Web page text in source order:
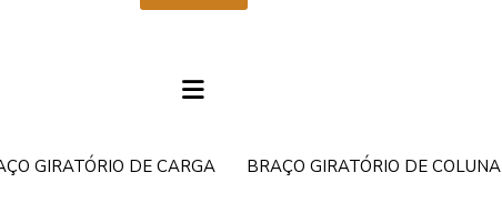
GIRATÓRIO DE CARGA BRAÇO GIRATÓRIO DE COLUNA